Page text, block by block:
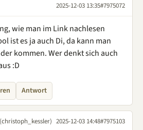
2025-12-03 13:35#7975072
wie man im Link nachlesen
ist es ja auch Di, da kann man
kommen. Wer denkt sich auch
:D
Antwort
(christoph_kessler) 2025-12-03 14:48#7975103